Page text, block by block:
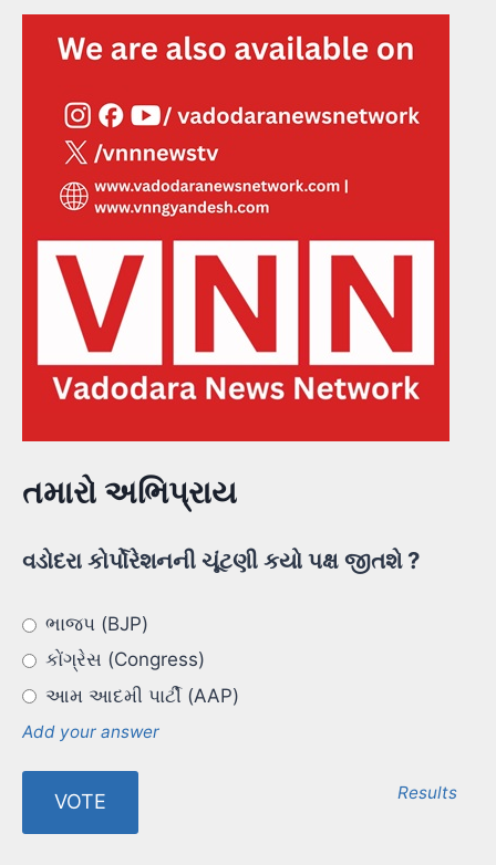
તમારો અભિપ્રાય
વડોદરા કોર્પોરેશનની ચૂંટણી કયો પક્ષ જીતશે ?
ભાજપ (BJP)
કોંગ્રેસ (Congress)
આમ આદમી પાર્ટી (AAP)
Add your answer
Results